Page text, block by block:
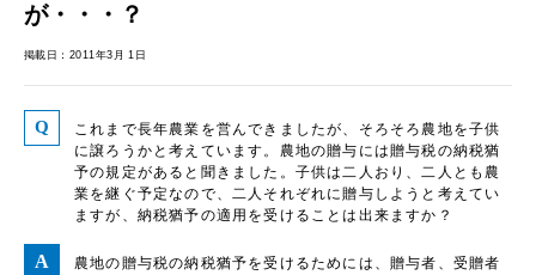
が・・・？
掲載日：2011年3月 1日
これまで長年農業を営んできましたが、そろそろ農地を子供
に譲ろうかと考えています。農地の贈与には贈与税の納税猶
予の規定があると聞きました。子供は二人おり、二人とも農
業を継ぐ予定なので、二人それぞれに贈与しようと考えてい
ますが、納税猶予の適用を受けることは出来ますか？
農地の贈与税の納税猶予を受けるためには、贈与者、受贈者